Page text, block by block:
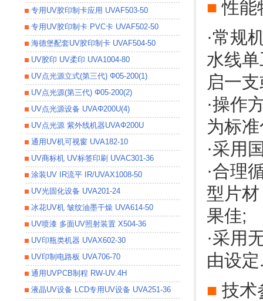
专用UV胶印制卡应用 UVAF503-50
专用UV胶印制卡 PVC卡 UVAF502-50
海德堡配套UV胶印制卡 UVAF504-50
UV胶印 UV柔印 UVA1004-80
UV点光源立式(第三代) Φ05-200(1)
UV点光源(第三代) Φ05-200(2)
UV点光源设备 UVAΦ200U(4)
UV点光源 紫外线机器UVAΦ200U
通用UV机可视窗 UVA182-10
UV商标机 UV标签印刷 UVAC301-36
涂装UV IR流平 IR/UVAX1008-50
UV光固化设备 UVA201-24
冰花UV机 皱纹油墨干燥 UVA614-50
UV喷漆 多面UV照射装置 X504-36
UV印瓶类机器 UVAX602-30
UV印制电路板 UVA706-70
通用UVPCB制程 RW-UV.4H
液晶UV设备 LCD专用UV设备 UVA251-36
■性能
·常规
水线
启一
·操作
为标
·采用
·合理
型片
果佳;
·采用
由设定
■ 技术